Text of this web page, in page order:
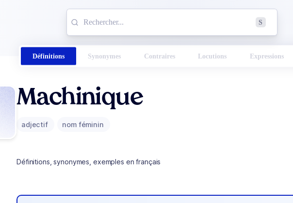
S
Définitions Synonymes Contraires Locutions Expressions
Machinique
adjectif nom féminin
Définitions, synonymes, exemples en français